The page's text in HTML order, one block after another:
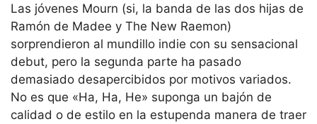
Las jóvenes Mourn (si, la banda de las dos hijas de
Ramón de Madee y The New Raemon)
sorprendieron al mundillo indie con su sensacional
debut, pero la segunda parte ha pasado
demasiado desapercibidos por motivos variados.
No es que «Ha, Ha, He» suponga un bajón de
calidad o de estilo en la estupenda manera de traer